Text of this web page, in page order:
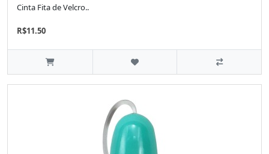
Cinta Fita de Velcro..
R$11.50